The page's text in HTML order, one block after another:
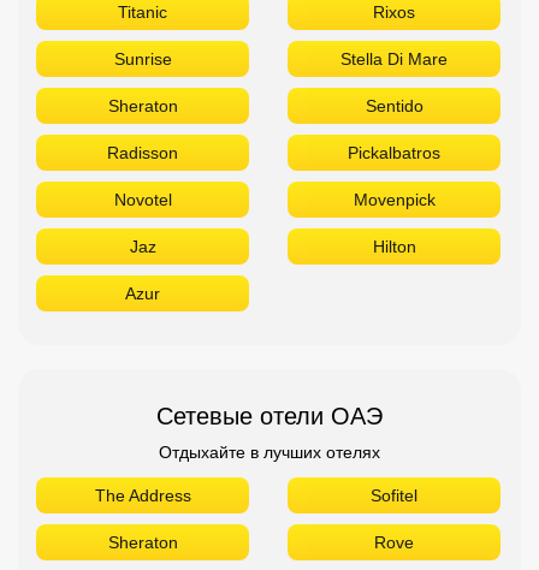
Titanic Rixos
Sunrise Stella Di Mare
Sheraton Sentido
Radisson Pickalbatros
Novotel Movenpick
Jaz Hilton
Azur
Сетевые отели ОАЭ
Отдыхайте в лучших отелях
The Address Sofitel
Sheraton Rove